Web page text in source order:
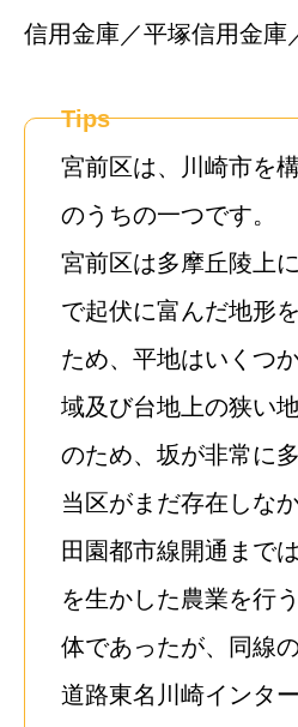
信用金庫／平塚信用金庫
Tips
宮前区は、川崎市を
のうちの一つです。
宮前区は多摩丘陵上
で起伏に富んだ地形
ため、平地はいくつ
域及び台地上の狭い
のため、坂が非常に
当区がまだ存在しな
田園都市線開通まで
を生かした農業を行
体であったが、同線
道路東名川崎インタ